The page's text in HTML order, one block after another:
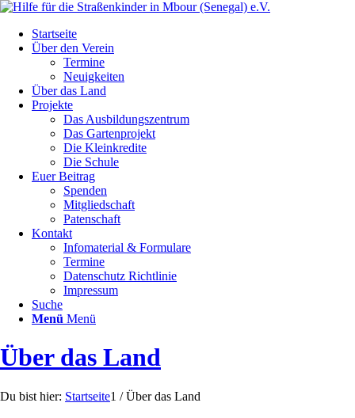
Startseite
Über den Verein
Termine
Neuigkeiten
Über das Land
Projekte
Das Ausbildungszentrum
Das Gartenprojekt
Die Kleinkredite
Die Schule
Euer Beitrag
Spenden
Mitgliedschaft
Patenschaft
Kontakt
Infomaterial & Formulare
Termine
Datenschutz Richtlinie
Impressum
Suche
Menü Menü
Über das Land
Du bist hier: Startseite1 / Über das Land